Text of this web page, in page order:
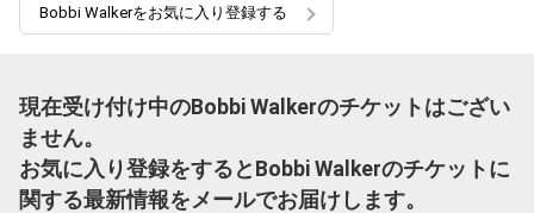
Bobbi Walkerをお気に入り登録する
現在受け付け中のBobbi Walkerのチケットはござい
ません。
お気に入り登録をするとBobbi Walkerのチケットに
関する最新情報をメールでお届けします。